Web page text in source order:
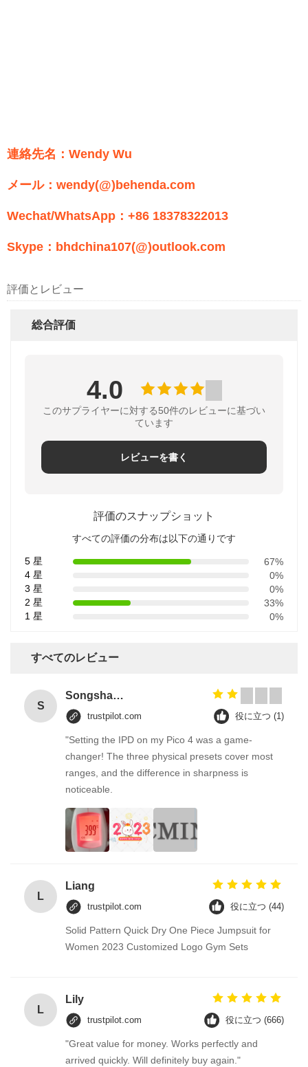
連絡先名：Wendy Wu
メール：wendy(@)behenda.com
Wechat/WhatsApp：+86 18378322013
Skype：bhdchina107(@)outlook.com
評価とレビュー
総合評価
4.0
このサプライヤーに対する50件のレビューに基づい
ています
レビューを書く
評価のスナップショット
すべての評価の分布は以下の通りです
5 星
67%
4 星
0%
3 星
0%
2 星
33%
1 星
0%
すべてのレビュー
S
Songshang
trustpilot.com 役に立つ (1)
"Setting the IPD on my Pico 4 was a game-
changer! The three physical presets cover most
ranges, and the difference in sharpness is
noticeable.
L
Liang
trustpilot.com 役に立つ (44)
Solid Pattern Quick Dry One Piece Jumpsuit for
Women 2023 Customized Logo Gym Sets
L
Lily
trustpilot.com 役に立つ (666)
"Great value for money. Works perfectly and
arrived quickly. Will definitely buy again."